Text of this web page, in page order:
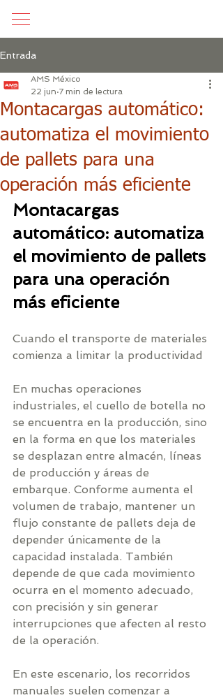
Entrada
Montacargas automático:
automatiza el movimiento
de pallets para una
operación más eficiente
AMS México
22 jun 7 min de lectura
Montacargas
automático: automatiza
el movimiento de pallets
para una operación
más eficiente
Cuando el transporte de materiales
comienza a limitar la productividad
En muchas operaciones
industriales, el cuello de botella no
se encuentra en la producción, sino
en la forma en que los materiales
se desplazan entre almacén, líneas
de producción y áreas de
embarque. Conforme aumenta el
volumen de trabajo, mantener un
flujo constante de pallets deja de
depender únicamente de la
capacidad instalada. También
depende de que cada movimiento
ocurra en el momento adecuado,
con precisión y sin generar
interrupciones que afecten al resto
de la operación.
En este escenario, los recorridos
manuales suelen comenzar a